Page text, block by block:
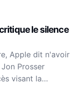
le silence
Apple dit n'avoir
Prosser
visant la…